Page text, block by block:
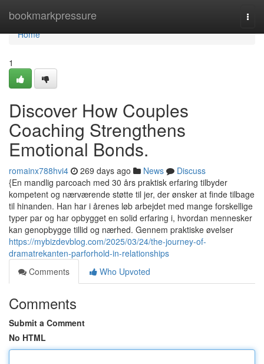
bookmarkpressure
Home
Home
1
Discover How Couples
Coaching Strengthens
Emotional Bonds.
romainx788hvi4 269 days ago News
Discuss
{En mandlig parcoach med 30 års praktisk erfaring tilbyder
kompetent og nærværende støtte til jer, der ønsker at finde tilbage
til hinanden. Han har i årenes løb arbejdet med mange forskellige
typer par og har opbygget en solid erfaring i, hvordan mennesker
kan genopbygge tillid og nærhed. Gennem praktiske øvelser
https://mybizdevblog.com/2025/03/24/the-journey-of-
dramatrekanten-parforhold-in-relationships
Comments
Who Upvoted
Comments
Submit a Comment
No HTML